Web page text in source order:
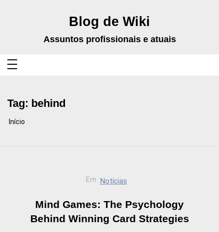
Blog de Wiki
Assuntos profissionais e atuais
Tag: behind
Início
Em Notícias
Mind Games: The Psychology
Behind Winning Card Strategies